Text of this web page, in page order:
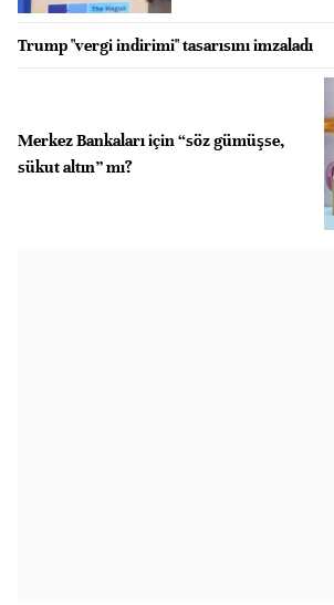
Trump "vergi indirimi" tasarısını imzaladı
Merkez Bankaları için “söz gümüşse,
sükut altın” mı?